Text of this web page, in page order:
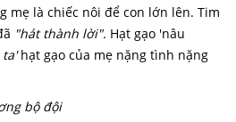
mẹ là chiếc nôi để con lớn lên. Tim
"hát thành lời". Hạt gạo 'nâu
ta'hạt gạo của mẹ nặng tình nặng
bộ đội